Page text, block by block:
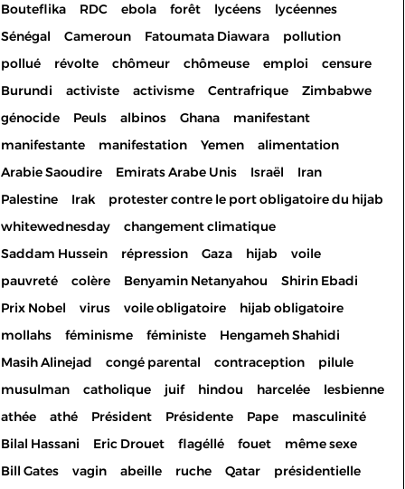
Bouteflika
RDC ebola forêt lycéens
lycéennes
Sénégal
Cameroun Fatoumata Diawara
pollution
pollué
révolte chômeur chômeuse emploi
censure
Burundi
activiste activisme Centrafrique
Zimbabwe
génocide
Peuls albinos Ghana
manifestant
manifestante
manifestation Yemen
alimentation
Arabie Saoudire
Emirats Arabe Unis Israël
Iran
Palestine
Irak
protester contre le port obligatoire du hijab
whitewednesday
changement climatique
Saddam Hussein
répression Gaza hijab
voile
pauvreté
colère Benyamin Netanyahou
Shirin Ebadi
Prix Nobel
virus voile obligatoire
hijab obligatoire
mollahs
féminisme féministe
Hengameh Shahidi
Masih Alinejad
congé parental contraception
pilule
musulman
catholique juif hindou harcelée
lesbienne
athée
athé Président Présidente Pape
masculinité
Bilal Hassani
Eric Drouet flagéllé fouet
même sexe
Bill Gates
vagin abeille ruche Qatar
présidentielle